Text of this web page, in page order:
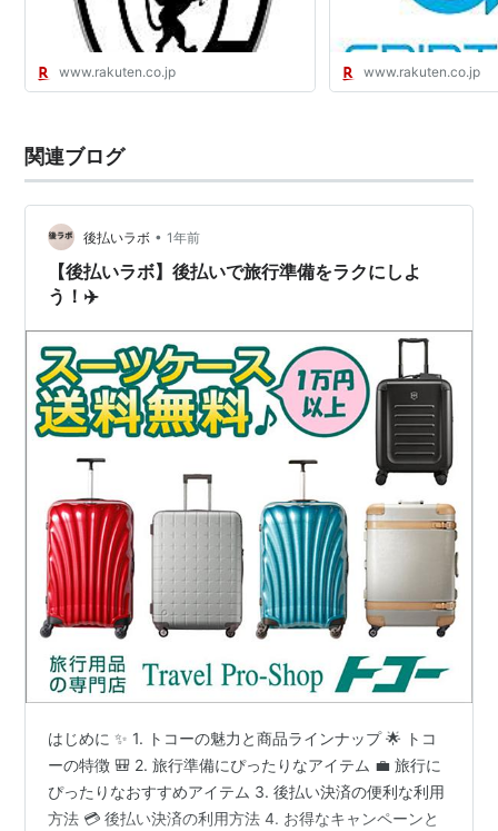
www.rakuten.co.jp www.rakuten.co.jp
関連ブログ
後払いラボ • 1年前
【後払いラボ】後払いで旅行準備をラクにしよ
う！✈️
はじめに ✨ 1. トコーの魅力と商品ラインナップ 🌟 トコ
ーの特徴 🎒 2. 旅行準備にぴったりなアイテム 💼 旅行に
ぴったりなおすすめアイテム 3. 後払い決済の便利な利用
方法 💳 後払い決済の利用方法 4. お得なキャンペーンと